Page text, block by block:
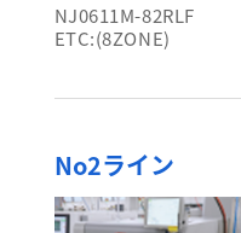
NJ0611M-82RLF
ETC:(8ZONE)
No2ライン